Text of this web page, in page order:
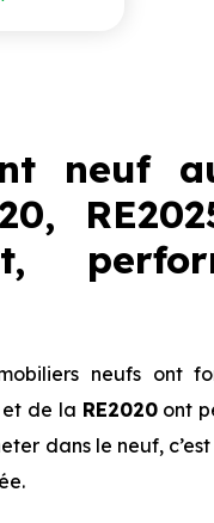
neuf
neufs ont
et de la RE2020ont
dans le neuf,